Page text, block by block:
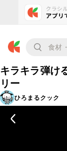
キラキラ弾け
リー
ひろまるクック